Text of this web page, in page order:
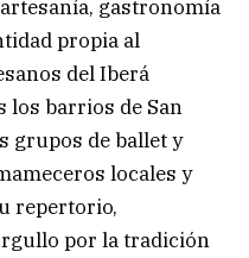
gastronomía
propia al
del Iberá
los barrios de San
grupos de ballet y
locales y
repertorio,
por la tradición